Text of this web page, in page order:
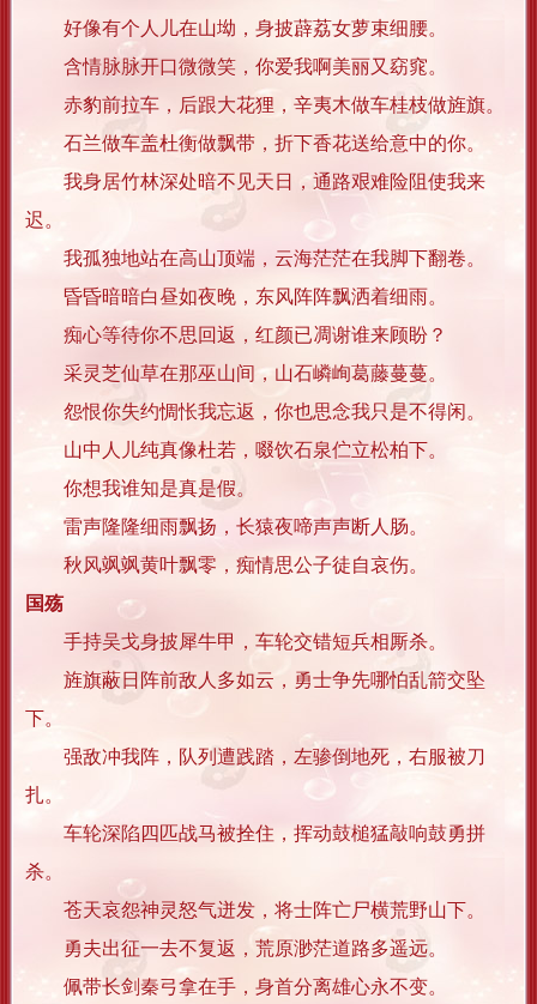
好像有个人儿在山坳，身披薜荔女萝束细腰。
含情脉脉开口微微笑，你爱我啊美丽又窈窕。
赤豹前拉车，后跟大花狸，辛夷木做车桂枝做旌旗。
石兰做车盖杜衡做飘带，折下香花送给意中的你。
我身居竹林深处暗不见天日，通路艰难险阻使我来
迟。
我孤独地站在高山顶端，云海茫茫在我脚下翻卷。
昏昏暗暗白昼如夜晚，东风阵阵飘洒着细雨。
痴心等待你不思回返，红颜已凋谢谁来顾盼？
采灵芝仙草在那巫山间，山石嶙峋葛藤蔓蔓。
怨恨你失约惆怅我忘返，你也思念我只是不得闲。
山中人儿纯真像杜若，啜饮石泉伫立松柏下。
你想我谁知是真是假。
雷声隆隆细雨飘扬，长猿夜啼声声断人肠。
秋风飒飒黄叶飘零，痴情思公子徒自哀伤。
国殇
手持吴戈身披犀牛甲，车轮交错短兵相厮杀。
旌旗蔽日阵前敌人多如云，勇士争先哪怕乱箭交坠
下。
强敌冲我阵，队列遭践踏，左骖倒地死，右服被刀
扎。
车轮深陷四匹战马被拴住，挥动鼓槌猛敲响鼓勇拼
杀。
苍天哀怨神灵怒气迸发，将士阵亡尸横荒野山下。
勇夫出征一去不复返，荒原渺茫道路多遥远。
佩带长剑秦弓拿在手，身首分离雄心永不变。